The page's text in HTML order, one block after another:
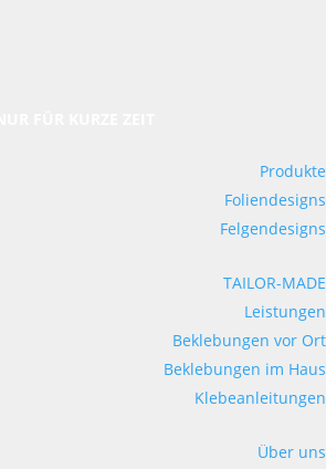
Produkte
Foliendesigns
Felgendesigns
TAILOR-MADE
Leistungen
Beklebungen vor Ort
Beklebungen im Haus
Klebeanleitungen
Über uns